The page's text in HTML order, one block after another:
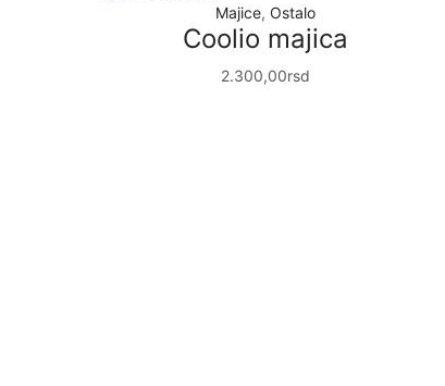
Majice,Ostalo
Coolio majica
2.300,00rsd